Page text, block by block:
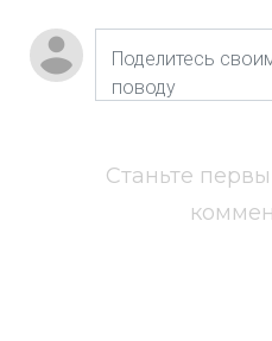
Станьте